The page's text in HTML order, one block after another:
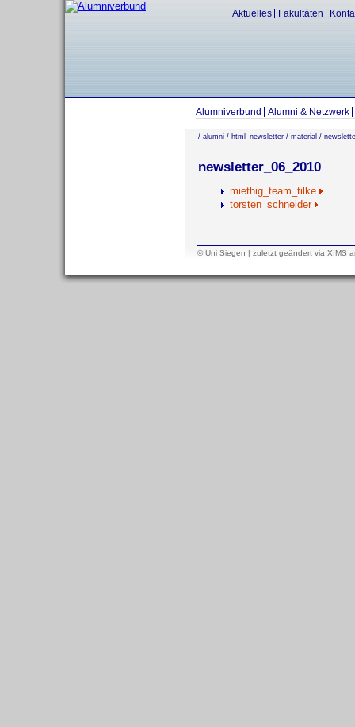
Aktuelles Fakultäten
Alumniverbund Alumni & Netzwerk
/ alumni / html_newsletter / material /
newsletter_06_2010
miethig_team_tilke
torsten_schneider
© Uni Siegen | zuletzt geändert via XIMS